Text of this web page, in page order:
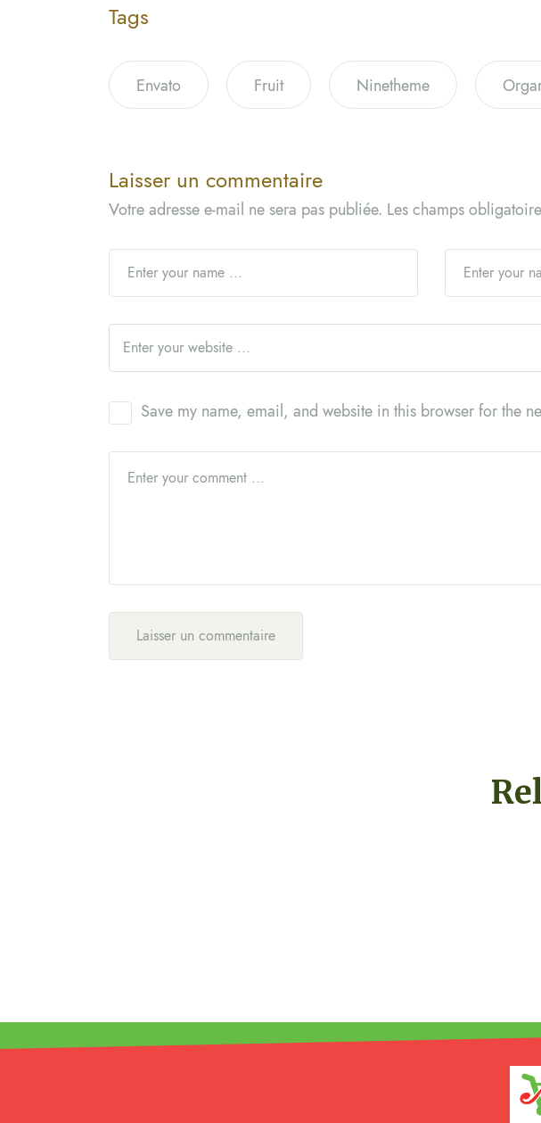
Tags
Envato Fruit Ninetheme
Laisser un commentaire
Votre adresse e-mail ne sera pas publiée. Les champs
Save my name, email, and website in this browser for the